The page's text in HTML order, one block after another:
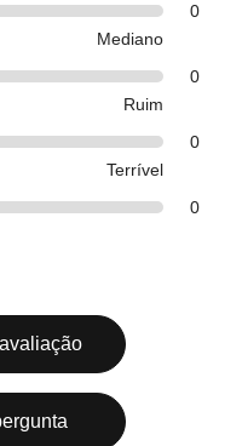
0
Mediano
0
Ruim
0
Terrível
0